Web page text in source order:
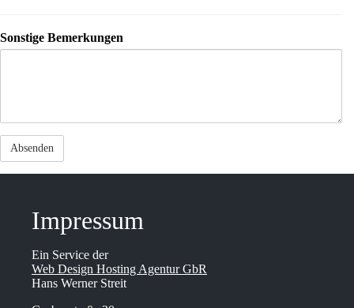
Sons­ti­ge Bemerkungen
Impres­sum
Ein Service der
Web Design Hosting Agentur GbR
Hans Werner Streit